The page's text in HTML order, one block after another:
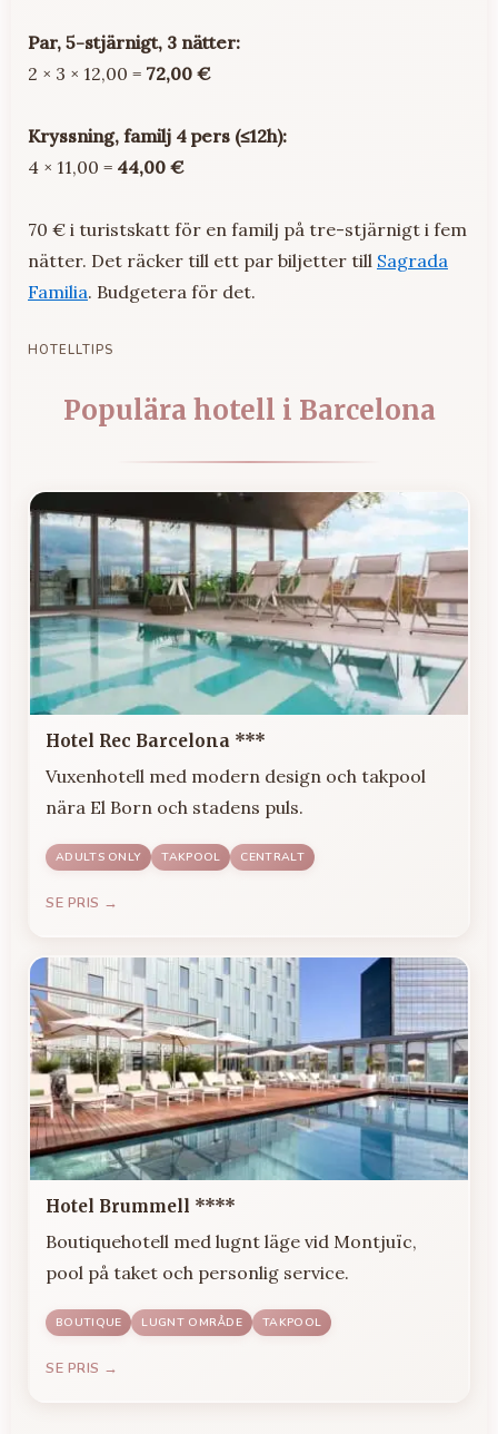
Par, 5-stjärnigt, 3 nätter:
2 × 3 × 12,00 = 72,00 €
Kryssning, familj 4 pers (≤12h):
4 × 11,00 = 44,00 €
70 € i turistskatt för en familj på tre-stjärnigt i fem
nätter. Det räcker till ett par biljetter till Sagrada
Familia. Budgetera för det.
HOTELLTIPS
Populära hotell i Barcelona
Hotel Rec Barcelona ***
Vuxenhotell med modern design och takpool
nära El Born och stadens puls.
ADULTS ONLY TAKPOOL CENTRALT
SE PRIS →
Hotel Brummell ****
Boutiquehotell med lugnt läge vid Montjuïc,
pool på taket och personlig service.
BOUTIQUE LUGNT OMRÅDE TAKPOOL
SE PRIS →